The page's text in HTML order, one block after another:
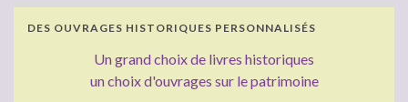
DES OUVRAGES HISTORIQUES PERSONNALISÉS
Un grand choix de livres historiques
un choix d'ouvrages sur le patrimoine